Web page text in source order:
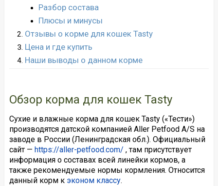
Разбор состава
Плюсы и минусы
Отзывы о корме для кошек Tasty
Цена и где купить
Наши выводы о данном корме
Обзор корма для кошек Tasty
Сухие и влажные корма для кошек Tasty («Тести»)
производятся датской компанией Aller Petfood A/S на
заводе в России (Ленинградская обл.). Официальный
сайт — https://aller-petfood.com/ , там присутствует
информация о составах всей линейки кормов, а
также рекомендуемые нормы кормления. Относится
данный корм кэконом классу.